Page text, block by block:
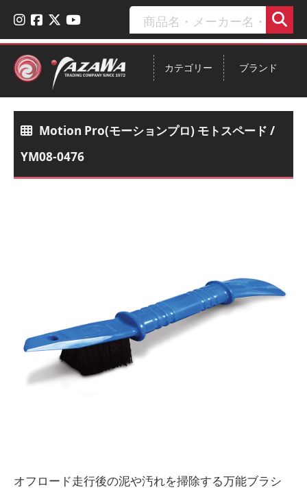
ブランド
カテゴリー
Motion Pro(モーションプロ) モトスペード /
YM08-0476
オフロード走行後の泥や汚れを掃除する万能ブラシ